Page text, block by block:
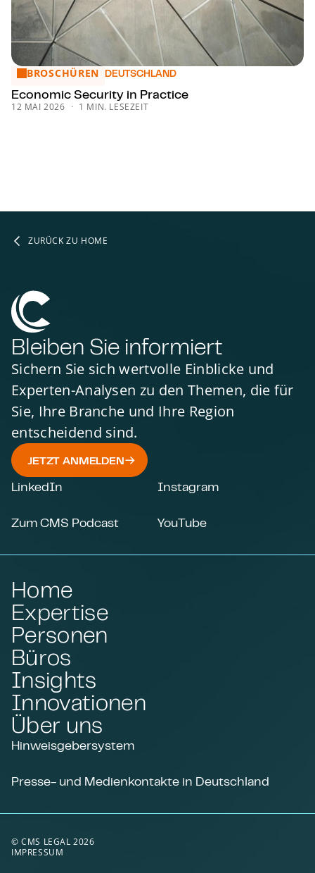
Economic Security in Practice
BROSCHÜREN DEUTSCHLAND
Economic Security in Practice
12 MAI 2026 1 MIN. LESEZEIT
ZURÜCK ZU HOME
Bleiben Sie informiert
Sichern Sie sich wertvolle Einblicke und
Experten-Analysen zu den Themen, die für
Sie, Ihre Branche und Ihre Region
entscheidend sind.
JETZT ANMELDEN
LinkedIn Instagram
Zum CMS Podcast YouTube
Home
Expertise
Personen
Büros
Insights
Innovationen
Über uns
Hinweisgebersystem
Presse- und Medienkontakte in Deutschland
© CMS LEGAL 2026
IMPRESSUM